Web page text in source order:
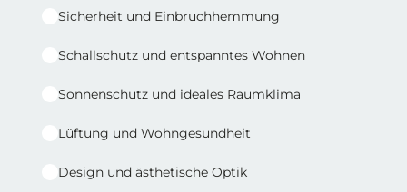
Sicherheit und Einbruchhemmung
Schallschutz und entspanntes Wohnen
Sonnenschutz und ideales Raumklima
Lüftung und Wohngesundheit
Design und ästhetische Optik